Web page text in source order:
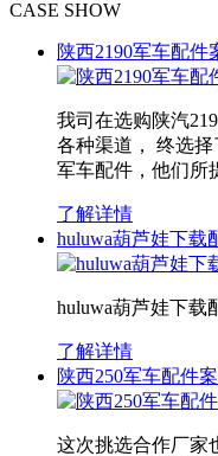
CASE SHOW
陕西2190军车配件
我司在选购陕汽
各种渠道， 终选
军车配件，他们所
了解详情
huluwa葫芦娃下载
huluwa葫芦娃下
了解详情
陕西250军车配件
这次挑选合作厂家